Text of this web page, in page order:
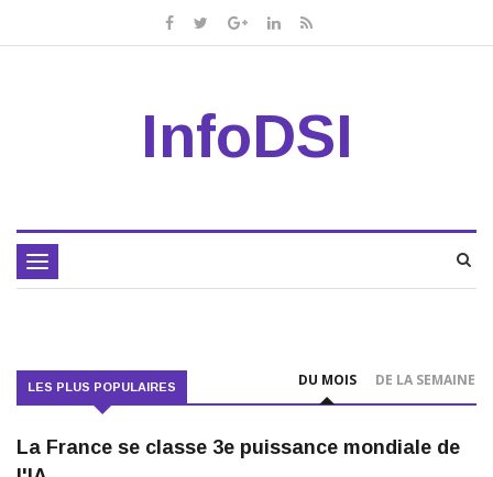
InfoDSI
Toggle
navigation
LES PLUS POPULAIRES DU MOIS DE LA SEMAINE
La France se classe 3e puissance mondiale de